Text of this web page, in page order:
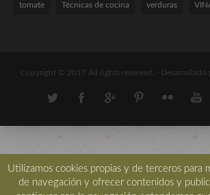
tomate Técnicas de cocina verduras
Copyright © 2017 All rights reserved. - Desarrollado
Utilizamos cookies propias y de terceros para
de navegación y ofrecer contenidos y